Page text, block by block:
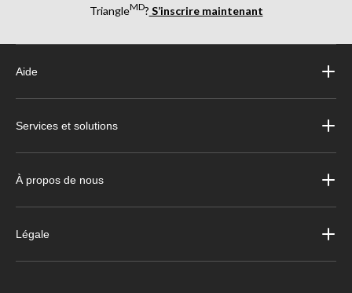
TriangleMD? S’inscrire maintenant
Aide
Services et solutions
À propos de nous
Légale